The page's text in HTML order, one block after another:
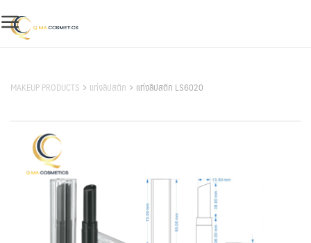
to
content
MAKEUP PRODUCTS แท่งลิปสติก แท่งลิปสติก LS6020